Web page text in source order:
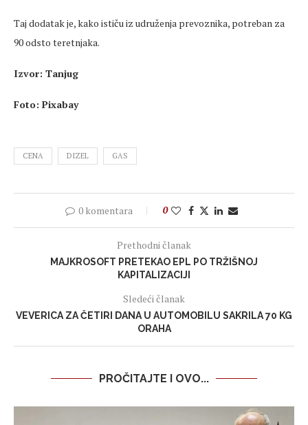
Taj dodatak je, kako ističu iz udruženja prevoznika, potreban za
90 odsto teretnjaka.
Izvor: Tanjug
Foto: Pixabay
CENA DIZEL GAS
0 komentara 0
Prethodni članak
MAJKROSOFT PRETEKAO EPL PO TRŽIŠNOJ
KAPITALIZACIJI
Sledeći članak
VEVERICA ZA ČETIRI DANA U AUTOMOBILU SAKRILA 70 KG
ORAHA
PROČITAJTE I OVO...